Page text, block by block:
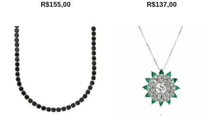
R$155,00
R$137,00